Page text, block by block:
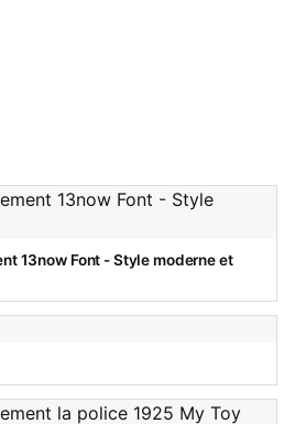
13now Font - Style moderne et